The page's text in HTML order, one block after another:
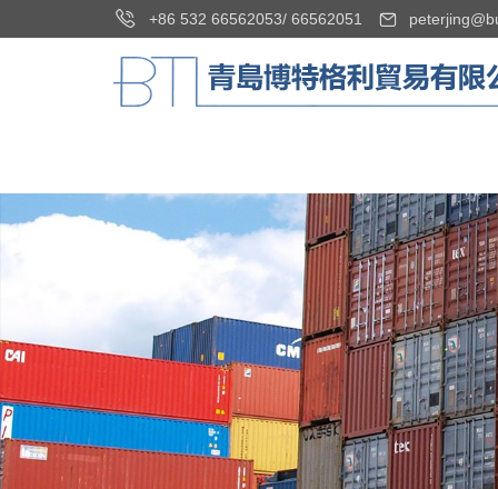
+86 532 66562053/ 66562051